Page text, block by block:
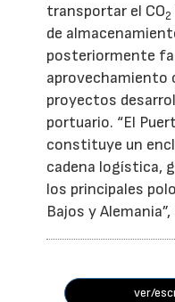
transportar el CO2
de
posteriormente
aprovechamiento
proyectos
portuario. “El
constituye un
cadena logística,
los principales
Bajos y
ver/